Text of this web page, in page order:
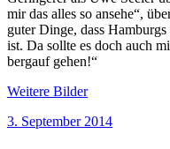
mir das alles so ansehe“,
guter Dinge, dass
ist. Da sollte es doch auch
bergauf gehen!“
Weitere Bilder
Veröffentlicht
3. September 2014